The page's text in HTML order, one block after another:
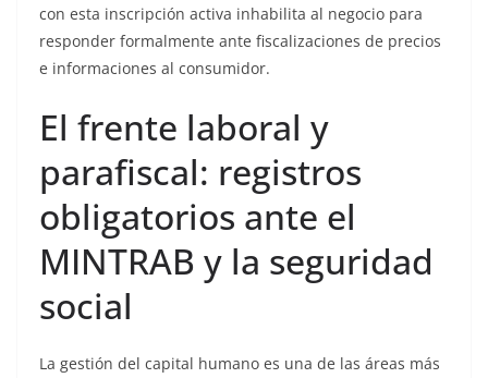
con esta inscripción activa inhabilita al negocio para
responder formalmente ante fiscalizaciones de precios
e informaciones al consumidor.
El frente laboral y
parafiscal: registros
obligatorios ante el
MINTRAB y la seguridad
social
La gestión del capital humano es una de las áreas más